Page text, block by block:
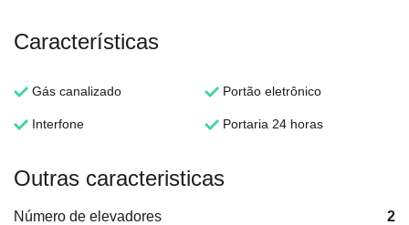
Características
Gás canalizado Portão eletrônico
Interfone Portaria 24 horas
Outras caracteristicas
Número de elevadores 2